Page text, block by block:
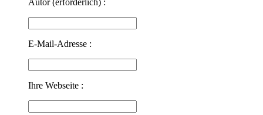
Autor (erforderlich) :
E-Mail-Adresse :
Ihre Webseite :